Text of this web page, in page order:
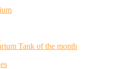
Tank of the month